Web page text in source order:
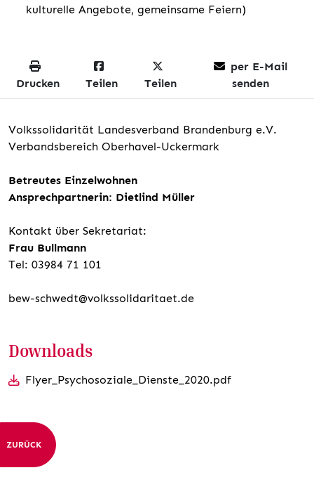
kulturelle Angebote, gemeinsame Feiern)
Drucken Teilen Teilen
per E-Mail
senden
Volkssolidarität Landesverband Brandenburg e.V.
Verbandsbereich Oberhavel-Uckermark
Betreutes Einzelwohnen
Ansprechpartnerin: Dietlind Müller
Kontakt über Sekretariat:
Frau Bullmann
Tel: 03984 71 101
bew-schwedt@volkssolidaritaet.de
Downloads
Flyer_Psychosoziale_Dienste_2020.pdf
ZURÜCK